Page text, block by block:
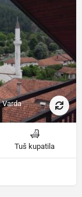
Varda
Tuš kupatila